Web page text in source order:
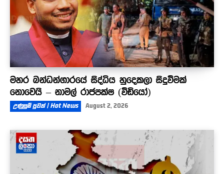
මහර බන්ධන්ගාරයේ සිද්ධිය හුදෙකලා සිදුවීමක්
නොවෙයි – නාමල් රාජපක්ෂ (වීඩියෝ)
උණුසුම් පුවත් | Hot News August 2, 2026